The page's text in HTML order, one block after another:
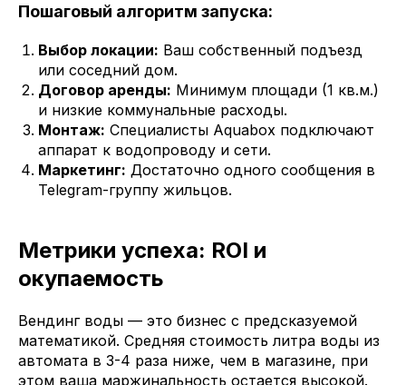
Пошаговый алгоритм запуска:
Выбор локации: Ваш собственный подъезд
или соседний дом.
Договор аренды: Минимум площади (1 кв.м.)
и низкие коммунальные расходы.
Монтаж: Специалисты Aquabox подключают
аппарат к водопроводу и сети.
Маркетинг: Достаточно одного сообщения в
Telegram-группу жильцов.
Метрики успеха: ROI и
окупаемость
Вендинг воды — это бизнес с предсказуемой
математикой. Средняя стоимость литра воды из
автомата в 3-4 раза ниже, чем в магазине, при
этом ваша маржинальность остается высокой.